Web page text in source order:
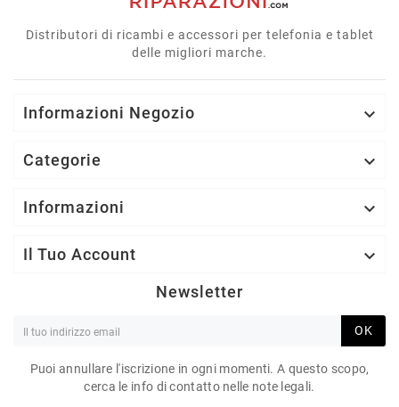
Distributori di ricambi e accessori per telefonia e tablet
delle migliori marche.
Informazioni Negozio 
Categorie 
Informazioni 
Il Tuo Account 
Newsletter
OK
Puoi annullare l'iscrizione in ogni momenti. A questo scopo,
cerca le info di contatto nelle note legali.